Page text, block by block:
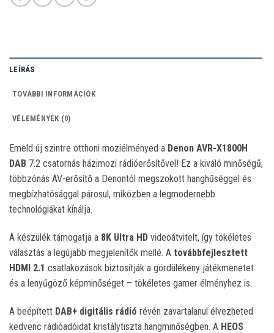
LEÍRÁS
TOVÁBBI INFORMÁCIÓK
VÉLEMÉNYEK (0)
Emeld új szintre otthoni moziélményed a Denon AVR-X1800H
DAB 7.2 csatornás házimozi rádióerősítővel! Ez a kiváló minőségű,
többzónás AV-erősítő a Denontól megszokott hanghűséggel és
megbízhatósággal párosul, miközben a legmodernebb
technológiákat kínálja.
A készülék támogatja a 8K Ultra HD videoátvitelt, így tökéletes
választás a legújabb megjelenítők mellé. A továbbfejlesztett
HDMI 2.1 csatlakozások biztosítják a gördülékeny játékmenetet
és a lenyűgöző képminőséget – tökéletes gamer élményhez is.
A beépített DAB+ digitális rádió révén zavartalanul élvezheted
kedvenc rádióadóidat kristálytiszta hangminőségben. A HEOS